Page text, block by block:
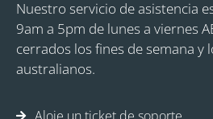
Nuestro servicio de asistencia
9am a 5pm de lunes a viernes
cerrados los fines de semana y
australianos.